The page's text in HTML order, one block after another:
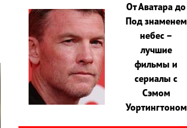
От Аватара до
Под знаменем
небес –
лучшие
фильмы и
сериалы с
Сэмом
Уортингтоном